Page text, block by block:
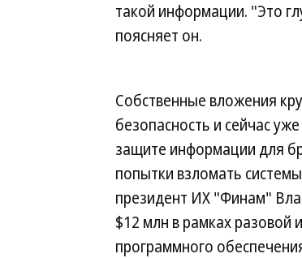
такой информации. "Это
поясняет он.
Собственные вложения
безопасность и сейчас
защите информации для
попытки взломать
президент ИХ "Финам"
$12 млн в рамках разовой
программного